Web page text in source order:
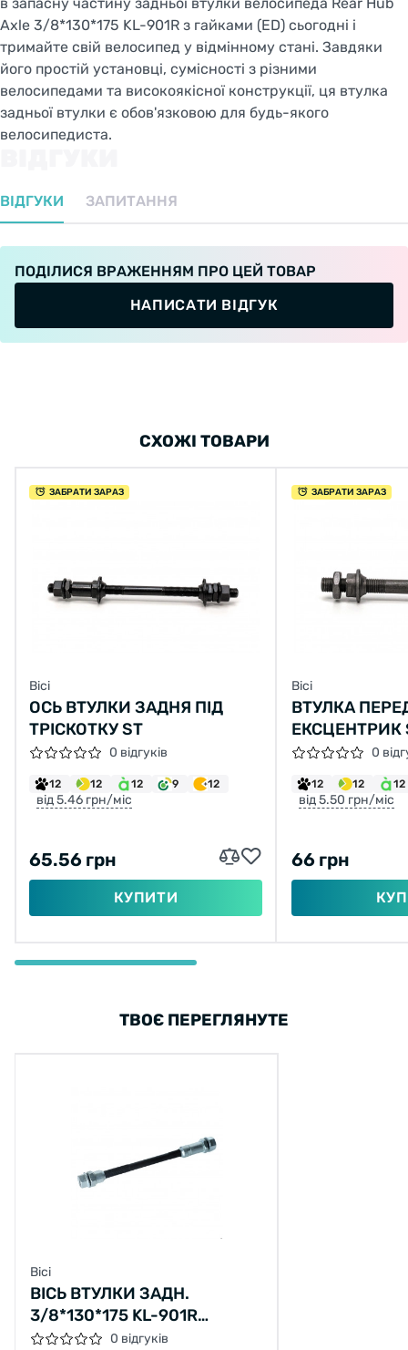
Axle 3/8*130*175 KL-901R з гайками (ED) сьогодні і
тримайте свій велосипед у відмінному стані. Завдяки
його простій установці, сумісності з різними
велосипедами та високоякісної конструкції, ця втулка
задньої втулки є обов'язковою для будь-якого
велосипедиста.
ВІДГУКИ ЗАПИТАННЯ
ПОДІЛИСЯ ВРАЖЕННЯМ ПРО ЦЕЙ ТОВАР
НАПИСАТИ ВІДГУК
СХОЖІ ТОВАРИ
ЗАБРАТИ ЗАРАЗ
Вісі
ОСЬ ВТУЛКИ ЗАДНЯ ПІД
ТРІСКОТКУ ST
0 відгуків
12 12 12 9 12
від 5.46 грн/міс
65.56 грн
КУПИТИ
ЗАБРАТИ ЗАРАЗ
Вісі
ВТУЛКА
ЕКСЦЕНТРИК
0
12 12 12
від 5.50 грн/міс
66 грн
ТВОЄ ПЕРЕГЛЯНУТЕ
Вісі
ВІСЬ ВТУЛКИ ЗАДН.
3/8*130*175 KL-901R
Д.9.5ММ ІЗ ГАЙКАМИ (ED)
0 відгуків